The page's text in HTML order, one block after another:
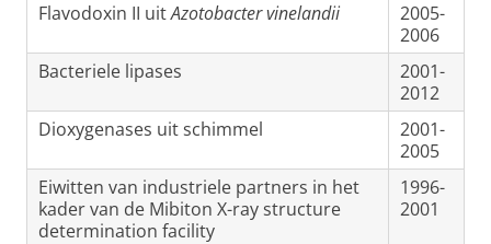
Flavodoxin II uitAzotobacter vinelandii
2005-
2006
Bacteriele lipases
2001-
2012
Dioxygenases uit schimmel
2001-
2005
Eiwitten van industriele partners in het
kader van de Mibiton X-ray structure
determination facility
1996-
2001